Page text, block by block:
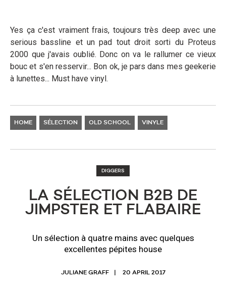
Yes ça c'est vraiment frais, toujours très deep avec une
serious bassline et un pad tout droit sorti du Proteus
2000 que j'avais oublié. Donc on va le rallumer ce vieux
bouc et s'en resservir... Bon ok, je pars dans mes geekerie
à lunettes... Must have vinyl.
HOME SÉLECTION OLD SCHOOL VINYLE
DIGGERS
LA SÉLECTION B2B DE
JIMPSTER ET FLABAIRE
Un sélection à quatre mains avec quelques
excellentes pépites house
JULIANE GRAFF 20 APRIL 2017